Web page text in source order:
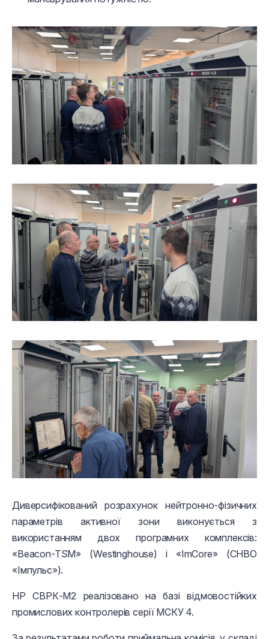
Диверсифікований розрахунок нейтронно-фізичних
параметрів активної зони виконується з
використанням двох програмних комплексів:
«Beacon-TSM» (Westinghouse) і «ImCore» (СНВО
«Імпульс»).
НР СВРК-М2 реалізовано на базі відмовостійких
промислових контролерів серії МСКУ 4.